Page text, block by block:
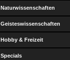
Naturwissenschaften
Geisteswissenschaften
Hobby & Freizeit
Specials